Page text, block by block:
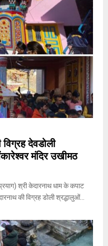
देवडोली
मंदिर उखीमठ
श्री केदारनाथ धाम के कपाट
की विग्रह डोली श्रद्धालुओं...